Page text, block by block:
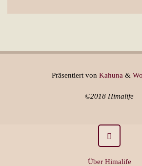
Präsentiert von Kahuna &
©2018 Himalife
Über Himalife